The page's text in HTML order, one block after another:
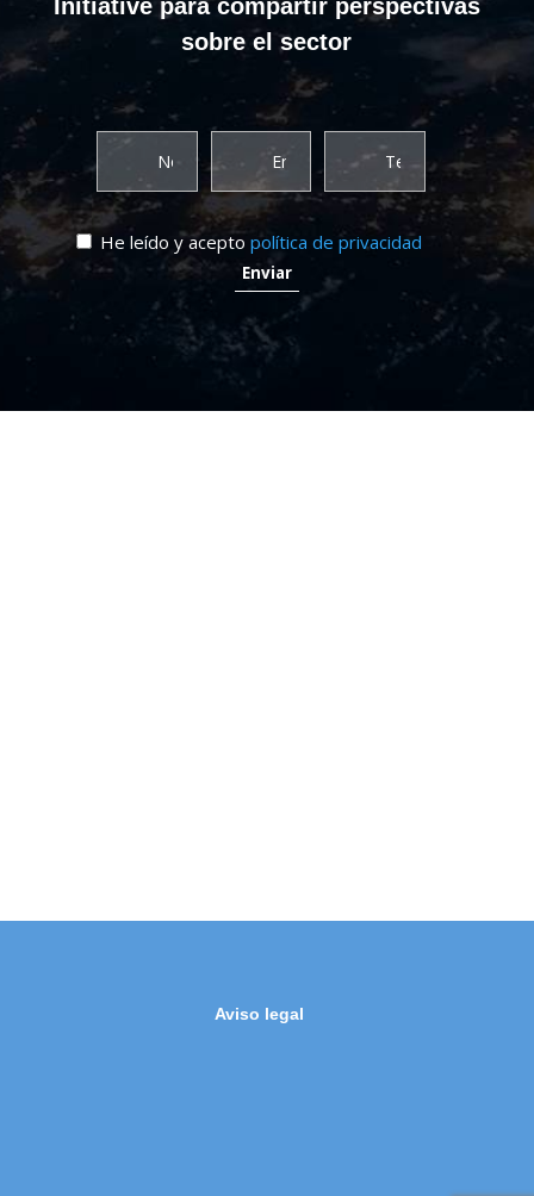
Initiative para compartir perspectivas
sobre el sector
He leído y acepto política de privacidad
Aviso legal